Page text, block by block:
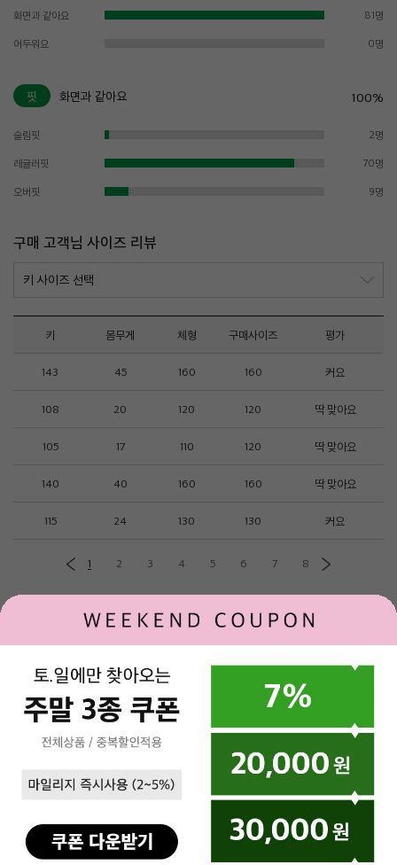
화면과 같아요 81명
어두워요 0명
핏 화면과 같아요 100%
슬림핏 2명
레귤러핏 70명
오버핏 9명
구매 고객님 사이즈 리뷰
키 몸무게 체형 구매사이즈 평가
143 45 160 160 커요
108 20 120 120 딱 맞아요
105 17 110 120 딱 맞아요
140 40 160 160 딱 맞아요
115 24 130 130 커요
1 2 3 4 5 6 7 8
함께 코디하면 좋은 상품
[Online Exclusive] 그래픽 포인트 맨투맨
31,000
43,000
로그인 제휴문의 고객센터 매장안내
SISLEY MALL
대표이사 : 김규완
주소 : 서울시 서초구 서초대로 398, 15층, 16층(서초동, 비엔케이디지털타워)
고객센터 : 1544-2855
통신판매업자 에스크로서비스